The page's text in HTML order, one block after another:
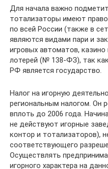
Для начала важно
тотализаторы имеют
по всей России (также в
являются видами пари и
игровых автоматов,
лотерей (№ 138-ФЗ), так
РФ является государство.
Налог на игорную
региональным налогом. Он
вплоть до 2006 года.
не действуют игорные
контор и тотализаторов),
соответствующего
Осуществлять
игорного характера на